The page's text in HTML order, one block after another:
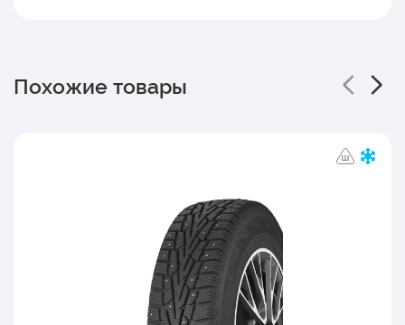
Похожие товары